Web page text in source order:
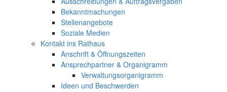
Bekanntmachungen
Stellenangebote
Soziale Medien
Kontakt ins Rathaus
Anschrift & Öffnungszeiten
Ansprechpartner & Organigramm
Verwaltungsorganigramm
Ideen und Beschwerden